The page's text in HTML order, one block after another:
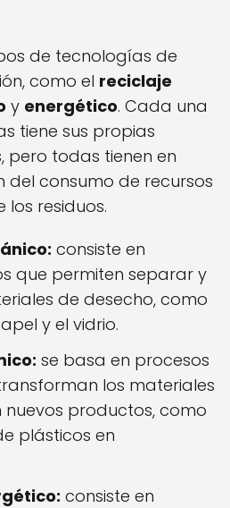
de tecnologías de
como el reciclaje
y energético. Cada una
tiene sus propias
pero todas tienen en
del consumo de recursos
los residuos.
consiste en
que permiten separar y
de desecho, como
y el vidrio.
se basa en procesos
los materiales
nuevos productos, como
plásticos en
consiste en